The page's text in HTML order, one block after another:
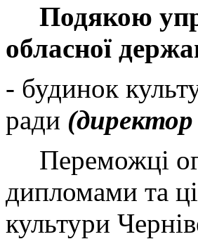
Подякою
обласної
- будинок
ради
Переможці
дипломами та
культури